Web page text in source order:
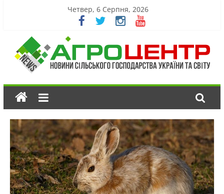
Четвер, 6 Серпня, 2026